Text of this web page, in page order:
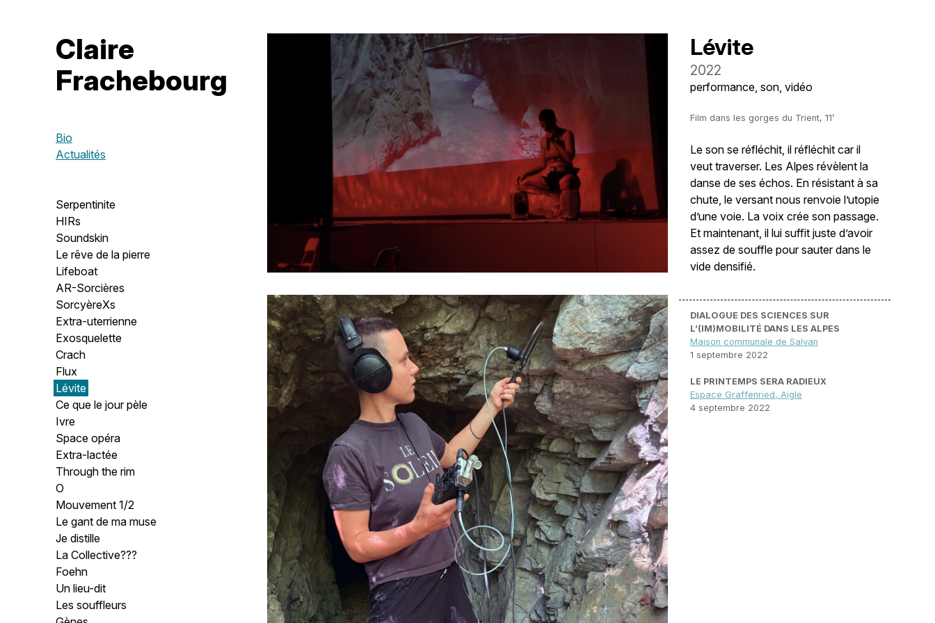
Claire
Frachebourg
Bio
Actualités
Serpentinite
HIRs
Soundskin
Le rêve de la pierre
Lifeboat
AR-Sorcières
SorcyèreXs
Extra-uterrienne
Exosquelette
Crach
Flux
Lévite
Ce que le jour pèle
Ivre
Space opéra
Extra-lactée
Through the rim
O
Mouvement 1/2
Le gant de ma muse
Je distille
La Collective???
Foehn
Un lieu-dit
Les souffleurs
Lévite
2022
performance, son, vidéo
Film dans les gorges du Trient, 11’
Le son se réfléchit, il réfléchit car il
veut traverser. Les Alpes révèlent la
danse de ses échos. En résistant à sa
chute, le versant nous renvoie l’utopie
d’une voie. La voix crée son passage.
Et maintenant, il lui suffit juste d’avoir
assez de souffle pour sauter dans le
vide densifié.
DIALOGUE DES SCIENCES SUR
L’(IM)MOBILITÉ DANS LES ALPES
Maison communale de Salvan
1 septembre 2022
LE PRINTEMPS SERA RADIEUX
Espace Graffenried, Aigle
4 septembre 2022